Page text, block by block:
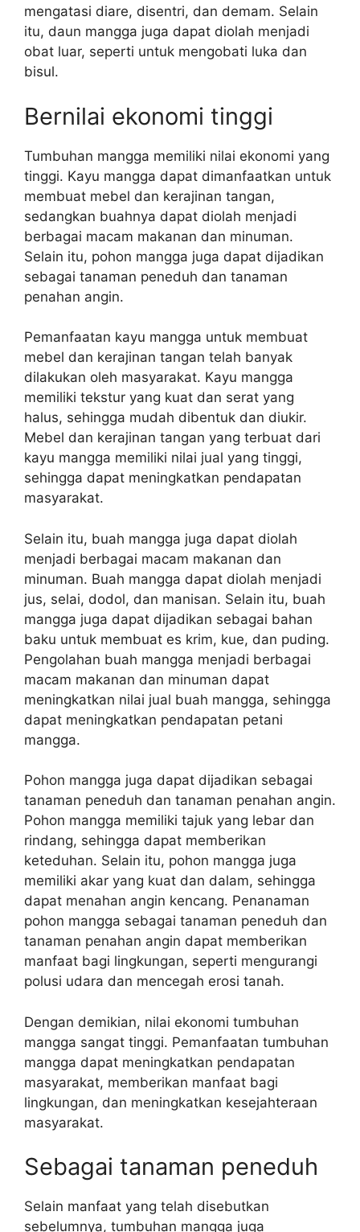
mengatasi diare, disentri, dan demam. Selain
itu, daun mangga juga dapat diolah menjadi
obat luar, seperti untuk mengobati luka dan
bisul.
Bernilai ekonomi tinggi
Tumbuhan mangga memiliki nilai ekonomi yang
tinggi. Kayu mangga dapat dimanfaatkan untuk
membuat mebel dan kerajinan tangan,
sedangkan buahnya dapat diolah menjadi
berbagai macam makanan dan minuman.
Selain itu, pohon mangga juga dapat dijadikan
sebagai tanaman peneduh dan tanaman
penahan angin.
Pemanfaatan kayu mangga untuk membuat
mebel dan kerajinan tangan telah banyak
dilakukan oleh masyarakat. Kayu mangga
memiliki tekstur yang kuat dan serat yang
halus, sehingga mudah dibentuk dan diukir.
Mebel dan kerajinan tangan yang terbuat dari
kayu mangga memiliki nilai jual yang tinggi,
sehingga dapat meningkatkan pendapatan
masyarakat.
Selain itu, buah mangga juga dapat diolah
menjadi berbagai macam makanan dan
minuman. Buah mangga dapat diolah menjadi
jus, selai, dodol, dan manisan. Selain itu, buah
mangga juga dapat dijadikan sebagai bahan
baku untuk membuat es krim, kue, dan puding.
Pengolahan buah mangga menjadi berbagai
macam makanan dan minuman dapat
meningkatkan nilai jual buah mangga, sehingga
dapat meningkatkan pendapatan petani
mangga.
Pohon mangga juga dapat dijadikan sebagai
tanaman peneduh dan tanaman penahan angin.
Pohon mangga memiliki tajuk yang lebar dan
rindang, sehingga dapat memberikan
keteduhan. Selain itu, pohon mangga juga
memiliki akar yang kuat dan dalam, sehingga
dapat menahan angin kencang. Penanaman
pohon mangga sebagai tanaman peneduh dan
tanaman penahan angin dapat memberikan
manfaat bagi lingkungan, seperti mengurangi
polusi udara dan mencegah erosi tanah.
Dengan demikian, nilai ekonomi tumbuhan
mangga sangat tinggi. Pemanfaatan tumbuhan
mangga dapat meningkatkan pendapatan
masyarakat, memberikan manfaat bagi
lingkungan, dan meningkatkan kesejahteraan
masyarakat.
Sebagai tanaman peneduh
Selain manfaat yang telah disebutkan
sebelumnya, tumbuhan mangga juga